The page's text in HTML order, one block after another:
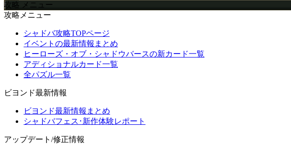
攻略 メニュー
攻略メニュー
シャドバ攻略TOPページ
イベントの最新情報まとめ
ヒーローズ・オブ・シャドウバースの新カード一覧
アディショナルカード一覧
全パズル一覧
ビヨンド最新情報
ビヨンド最新情報まとめ
シャドバフェス･新作体験レポート
アップデート/修正情報